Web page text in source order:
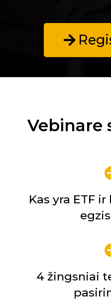
Vebinare
Kas yra ETF
4 žingsniai